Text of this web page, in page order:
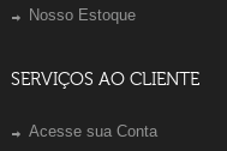
Nosso Estoque
SERVIÇOS AO CLIENTE
Acesse sua Conta